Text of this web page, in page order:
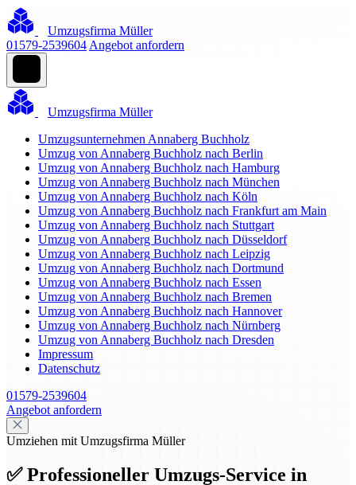
Umzugsfirma Müller
01579-2539604 Angebot anfordern
Umzugsfirma Müller
Umzugsunternehmen Annaberg Buchholz
Umzug von Annaberg Buchholz nach Berlin
Umzug von Annaberg Buchholz nach Hamburg
Umzug von Annaberg Buchholz nach München
Umzug von Annaberg Buchholz nach Köln
Umzug von Annaberg Buchholz nach Frankfurt am Main
Umzug von Annaberg Buchholz nach Stuttgart
Umzug von Annaberg Buchholz nach Düsseldorf
Umzug von Annaberg Buchholz nach Leipzig
Umzug von Annaberg Buchholz nach Dortmund
Umzug von Annaberg Buchholz nach Essen
Umzug von Annaberg Buchholz nach Bremen
Umzug von Annaberg Buchholz nach Hannover
Umzug von Annaberg Buchholz nach Nürnberg
Umzug von Annaberg Buchholz nach Dresden
Impressum
Datenschutz
01579-2539604
Angebot anfordern
Umziehen mit Umzugsfirma Müller
✅ Professioneller Umzugs-Service in